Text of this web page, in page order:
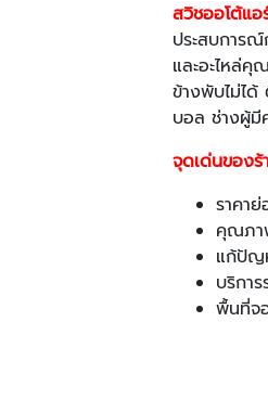
สวิชออโต้แอ
ประสบการ
และอะไหล่
ข้างพับไม่ไ
บอล ช่างผู้มี
จุดเด่นของร้
ราคา
คุณภา
แก้ปัญ
บริกา
พื้นที่จ